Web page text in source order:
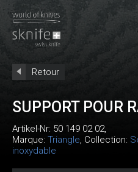
Retour
SUPPORT POUR
Artikel-Nr: 50 149 02 02,
Marque: Triangle, Collection:
inoxydable